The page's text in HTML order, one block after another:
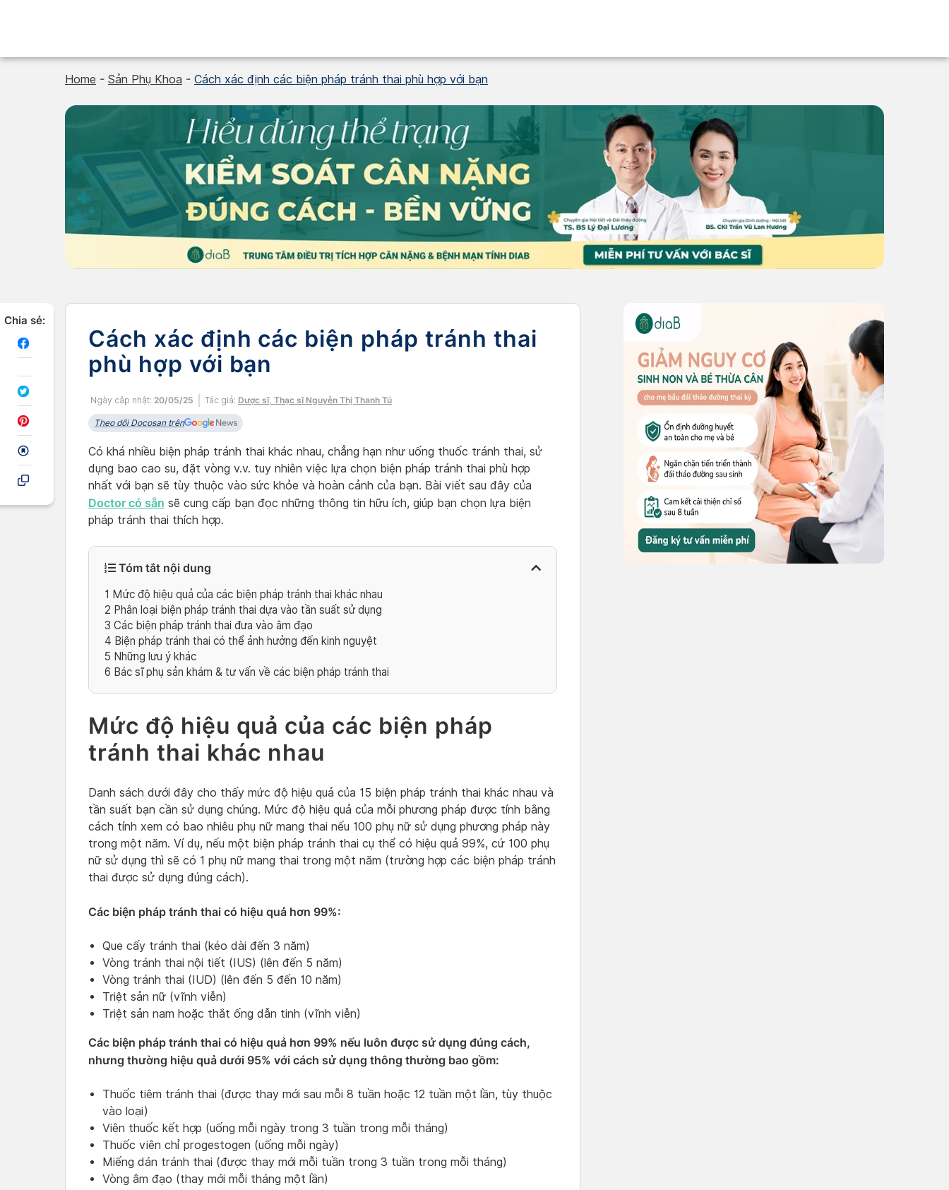
Home - Sản Phụ Khoa - Cách xác định các biện pháp tránh thai phù hợp với bạn
Chia sẻ:
Cách xác định các biện pháp tránh thai
phù hợp với bạn
Ngày cập nhật: 20/05/25 Tác giả: Dược sĩ, Thạc sĩ Nguyễn Thị Thanh Tú
Theo dõi Docosan trên
Có khá nhiều biện pháp tránh thai khác nhau, chẳng hạn như uống thuốc tránh thai, sử
dụng bao cao su, đặt vòng v.v. tuy nhiên việc lựa chọn biện pháp tránh thai phù hợp
nhất với bạn sẽ tùy thuộc vào sức khỏe và hoàn cảnh của bạn. Bài viết sau đây của
Doctor có sẵn sẽ cung cấp bạn đọc những thông tin hữu ích, giúp bạn chọn lựa biện
pháp tránh thai thích hợp.
Tóm tắt nội dung
1 Mức độ hiệu quả của các biện pháp tránh thai khác nhau
2 Phân loại biện pháp tránh thai dựa vào tần suất sử dụng
3 Các biện pháp tránh thai đưa vào âm đạo
4 Biện pháp tránh thai có thể ảnh hưởng đến kinh nguyệt
5 Những lưu ý khác
6 Bác sĩ phụ sản khám & tư vấn về các biện pháp tránh thai
Mức độ hiệu quả của các biện pháp
tránh thai khác nhau
Danh sách dưới đây cho thấy mức độ hiệu quả của 15 biện pháp tránh thai khác nhau và
tần suất bạn cần sử dụng chúng. Mức độ hiệu quả của mỗi phương pháp được tính bằng
cách tính xem có bao nhiêu phụ nữ mang thai nếu 100 phụ nữ sử dụng phương pháp này
trong một năm. Ví dụ, nếu một biện pháp tránh thai cụ thể có hiệu quả 99%, cứ 100 phụ
nữ sử dụng thì sẽ có 1 phụ nữ mang thai trong một năm (trường hợp các biện pháp tránh
thai được sử dụng đúng cách).
Các biện pháp tránh thai có hiệu quả hơn 99%:
Que cấy tránh thai (kéo dài đến 3 năm)
Vòng tránh thai nội tiết (IUS) (lên đến 5 năm)
Vòng tránh thai (IUD) (lên đến 5 đến 10 năm)
Triệt sản nữ (vĩnh viễn)
Triệt sản nam hoặc thắt ống dẫn tinh (vĩnh viễn)
Các biện pháp tránh thai có hiệu quả hơn 99% nếu luôn được sử dụng đúng cách,
nhưng thường hiệu quả dưới 95% với cách sử dụng thông thường bao gồm:
Thuốc tiêm tránh thai (được thay mới sau mỗi 8 tuần hoặc 12 tuần một lần, tùy thuộc
vào loại)
Viên thuốc kết hợp (uống mỗi ngày trong 3 tuần trong mỗi tháng)
Thuốc viên chỉ progestogen (uống mỗi ngày)
Miếng dán tránh thai (được thay mới mỗi tuần trong 3 tuần trong mỗi tháng)
Vòng âm đạo (thay mới mỗi tháng một lần)